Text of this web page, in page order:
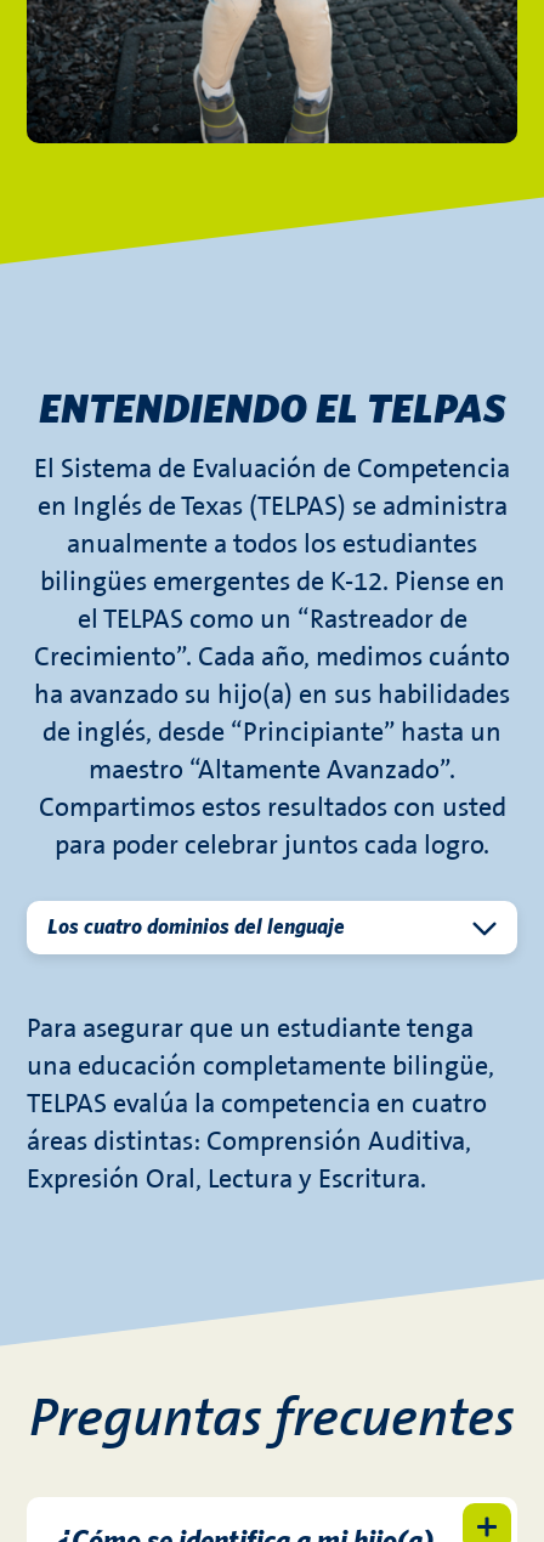
ENTENDIENDO EL TELPAS
El Sistema de Evaluación de Competencia
en Inglés de Texas (TELPAS) se administra
anualmente a todos los estudiantes
bilingües emergentes de K-12. Piense en
el TELPAS como un “Rastreador de
Crecimiento”. Cada año, medimos cuánto
ha avanzado su hijo(a) en sus habilidades
de inglés, desde “Principiante” hasta un
maestro “Altamente Avanzado”.
Compartimos estos resultados con usted
para poder celebrar juntos cada logro.
Los cuatro dominios del lenguaje
Para asegurar que un estudiante tenga
una educación completamente bilingüe,
TELPAS evalúa la competencia en cuatro
áreas distintas: Comprensión Auditiva,
Expresión Oral, Lectura y Escritura.
Preguntas frecuentes